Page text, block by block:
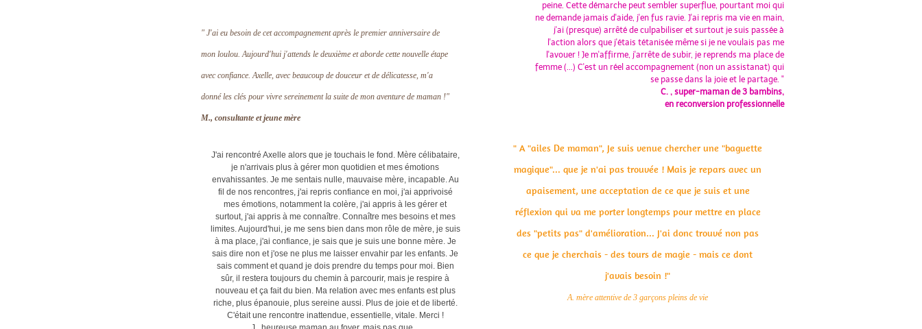
J'ai rencontré Axelle alors que je touchais le fond. Mère célibataire,
je n'arrivais plus à gérer mon quotidien et mes émotions
envahissantes. Je me sentais nulle, mauvaise mère, incapable. Au
fil de nos rencontres, j'ai repris confiance en moi, j'ai apprivoisé
mes émotions, notamment la colère, j'ai appris à les gérer et
surtout, j'ai appris à me connaître. Connaître mes besoins et mes
limites. Aujourd'hui, je me sens bien dans mon rôle de mère, je suis
à ma place, j'ai confiance, je sais que je suis une bonne mère. Je
sais dire non et j'ose ne plus me laisser envahir par les enfants. Je
sais comment et quand je dois prendre du temps pour moi. Bien
sûr, il restera toujours du chemin à parcourir, mais je respire à
nouveau et ça fait du bien. Ma relation avec mes enfants est plus
riche, plus épanouie, plus sereine aussi. Plus de joie et de liberté.
C'était une rencontre inattendue, essentielle, vitale. Merci !
" J'ai eu besoin de cet accompagnement après le premier anniversaire de
mon loulou. Aujourd'hui j'attends le deuxième et aborde cette nouvelle étape
avec confiance. Axelle, avec beaucoup de douceur et de délicatesse, m'a
donné les clés pour vivre sereinement la suite de mon aventure de maman !"
M., consultante et jeune mère
peine. Cette démarche peut sembler superflue, pourtant moi qui
ne demande jamais d'aide, j'en fus ravie. J'ai repris ma vie en main,
j'ai (presque) arrêté de culpabiliser et surtout je suis passée à
l'action alors que j'étais tétanisée même si je ne voulais pas me
l'avouer ! Je m'affirme, j'arrête de subir, je reprends ma place de
femme (...) C'est un réel accompagnement (non un assistanat) qui
se passe dans la joie et le partage. "
C. , super-maman de 3 bambins,
en reconversion professionnelle
" A "ailes De maman", Je suis venue chercher une "baguette
magique"... que je n'ai pas trouvée ! Mais je repars avec un
apaisement, une acceptation de ce que je suis et une
réflexion qui va me porter longtemps pour mettre en place
des "petits pas" d'amélioration... J'ai donc trouvé non pas
ce que je cherchais - des tours de magie - mais ce dont
j'avais besoin !"
A. mère attentive de 3 garçons pleins de vie